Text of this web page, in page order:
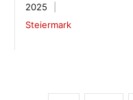
2025
Steiermark